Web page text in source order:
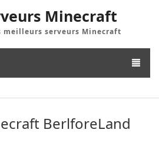
Minecraft
meilleurs serveurs Minecraft
BerlforeLand